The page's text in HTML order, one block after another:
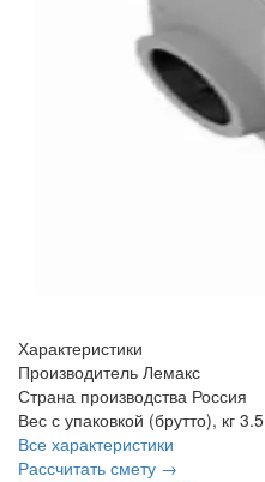
Характеристики
Производитель Лемакс
Страна производства Россия
Вес с упаковкой (брутто), кг 3.5
Все характеристики
Рассчитать смету →